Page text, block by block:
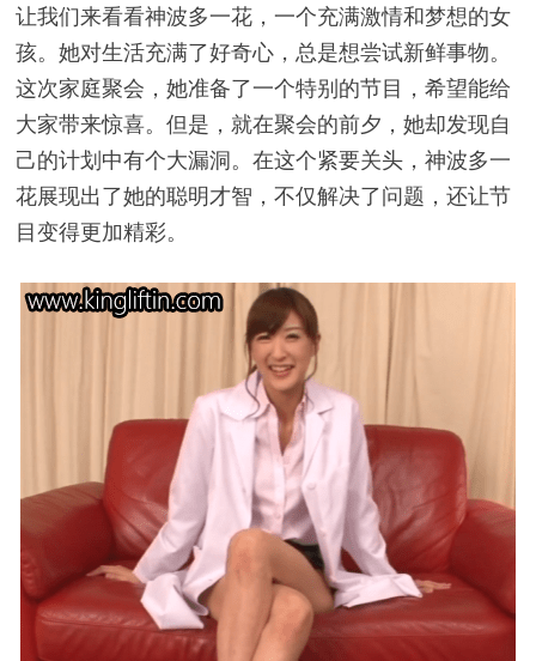
让我们来看看神波多一花，一个充满激情和梦想的女
孩。她对生活充满了好奇心，总是想尝试新鲜事物。
这次家庭聚会，她准备了一个特别的节目，希望能给
大家带来惊喜。但是，就在聚会的前夕，她却发现自
己的计划中有个大漏洞。在这个紧要关头，神波多一
花展现出了她的聪明才智，不仅解决了问题，还让节
目变得更加精彩。